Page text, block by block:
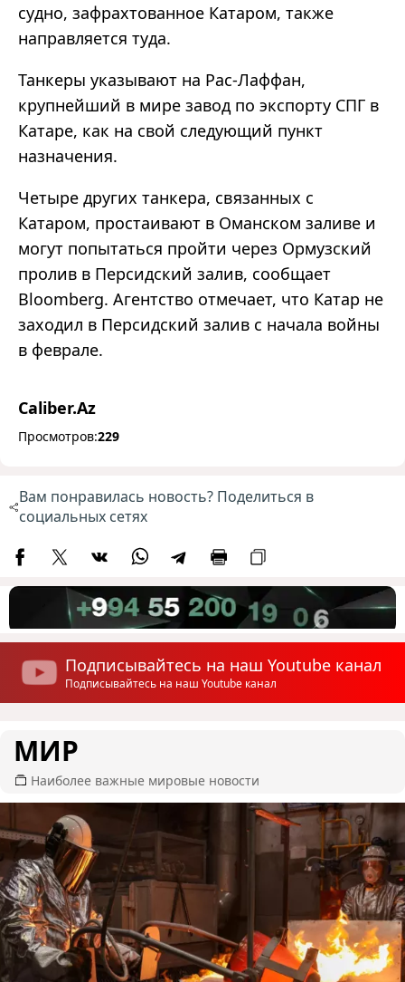
судно, зафрахтованное Катаром, также
направляется туда.
Танкеры указывают на Рас-Лаффан,
крупнейший в мире завод по экспорту СПГ в
Катаре, как на свой следующий пункт
назначения.
Четыре других танкера, связанных с
Катаром, простаивают в Оманском заливе и
могут попытаться пройти через Ормузский
пролив в Персидский залив, сообщает
Bloomberg. Агентство отмечает, что Катар не
заходил в Персидский залив с начала войны
в феврале.
Caliber.Az
Просмотров:229
Вам понравилась новость? Поделиться в
социальных сетях
Подписывайтесь на наш Youtube канал
Подписывайтесь на наш Youtube канал
МИР
Наиболее важные мировые новости